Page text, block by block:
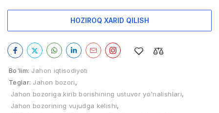
HOZIROQ XARID QILISH
Bo'lim: Jahon iqtisodiyoti
Teglar: Jahon bozori,
Jahon bozoriga kirib borishining ustuvor yo'nalishlari,
Jahon bozorining vujudga kelishi,